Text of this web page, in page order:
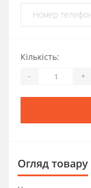
Кількість:
- +
Огляд товару